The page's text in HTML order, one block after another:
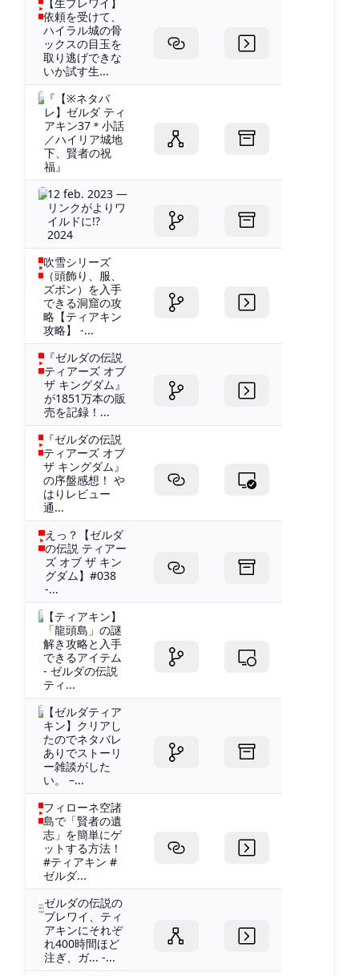
依頼を受けて、
ハイラル城の骨
ックスの目玉を
取り逃げできな
いか試す生...
『【※ネタバ
レ】ゼルダ ティ
アキン37＊小話
／ハイリア城地
下、賢者の祝
福』
12 feb. 2023 —
リンクがよりワ
イルドに!?
2024
吹雪シリーズ
（頭飾り、服、
ズボン）を入手
できる洞窟の攻
略【ティアキン
攻略】 -...
『ゼルダの伝説
ティアーズ オブ
ザ キングダム』
が1851万本の販
売を記録！...
『ゼルダの伝説
ティアーズ オブ
ザ キングダム』
の序盤感想！ や
はりレビュー
通...
えっ？【ゼルダ
の伝説 ティアー
ズ オブ ザ キン
グダム】#038
-...
【ティアキン】
「龍頭島」の謎
解き攻略と入手
できるアイテム
- ゼルダの伝説
ティ...
【ゼルダティア
キン】クリアし
たのでネタバレ
ありでストーリ
ー雑談がした
い。 –...
フィローネ空諸
島で「賢者の遺
志」を簡単にゲ
ットする方法！
#ティアキン #
ゼルダ...
ゼルダの伝説の
ブレワイ、ティ
アキンにそれぞ
れ400時間ほど
注ぎ、ガ... -...